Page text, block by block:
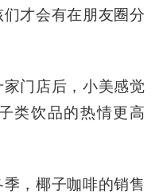
才会有在朋友圈分
门店后，小美感觉
类饮品的热情更高
，椰子咖啡的销售